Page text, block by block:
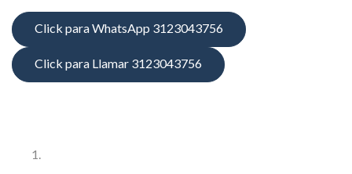
Click para WhatsApp 3123043756
Click para Llamar 3123043756